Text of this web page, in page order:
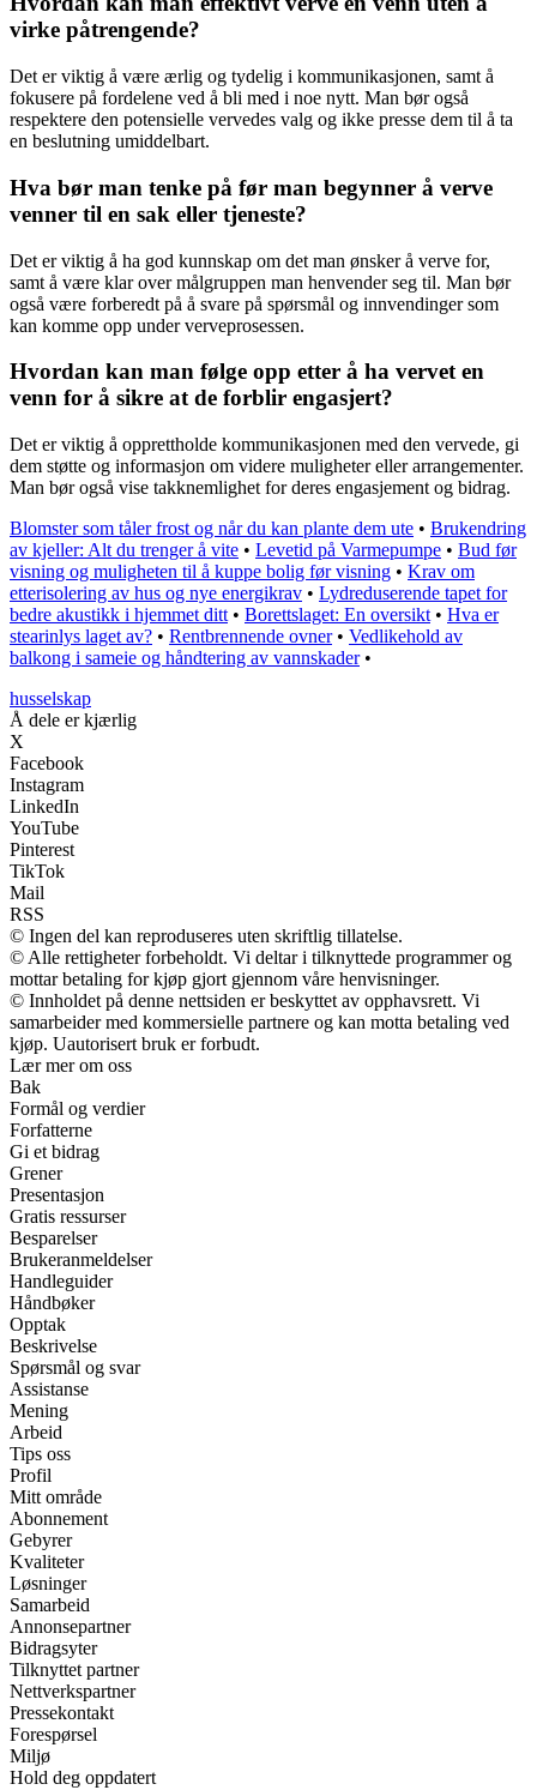
virke påtrengende?
Det er viktig å være ærlig og tydelig i kommunikasjonen, samt å
fokusere på fordelene ved å bli med i noe nytt. Man bør også
respektere den potensielle vervedes valg og ikke presse dem til å ta
en beslutning umiddelbart.
Hva bør man tenke på før man begynner å verve
venner til en sak eller tjeneste?
Det er viktig å ha god kunnskap om det man ønsker å verve for,
samt å være klar over målgruppen man henvender seg til. Man bør
også være forberedt på å svare på spørsmål og innvendinger som
kan komme opp under verveprosessen.
Hvordan kan man følge opp etter å ha vervet en
venn for å sikre at de forblir engasjert?
Det er viktig å opprettholde kommunikasjonen med den vervede, gi
dem støtte og informasjon om videre muligheter eller arrangementer.
Man bør også vise takknemlighet for deres engasjement og bidrag.
Blomster som tåler frost og når du kan plante dem ute • Brukendring
av kjeller: Alt du trenger å vite • Levetid på Varmepumpe • Bud før
visning og muligheten til å kuppe bolig før visning • Krav om
etterisolering av hus og nye energikrav • Lydreduserende tapet for
bedre akustikk i hjemmet ditt • Borettslaget: En oversikt • Hva er
stearinlys laget av? • Rentbrennende ovner• Vedlikehold av
balkong i sameie og håndtering av vannskader•
husselskap
Å dele er kjærlig
X
Facebook
Instagram
LinkedIn
YouTube
Pinterest
TikTok
Mail
RSS
© Ingen del kan reproduseres uten skriftlig tillatelse.
© Alle rettigheter forbeholdt. Vi deltar i tilknyttede programmer og
mottar betaling for kjøp gjort gjennom våre henvisninger.
© Innholdet på denne nettsiden er beskyttet av opphavsrett. Vi
samarbeider med kommersielle partnere og kan motta betaling ved
kjøp. Uautorisert bruk er forbudt.
Lær mer om oss
Bak
Formål og verdier
Forfatterne
Gi et bidrag
Grener
Presentasjon
Gratis ressurser
Besparelser
Brukeranmeldelser
Handleguider
Håndbøker
Opptak
Beskrivelse
Spørsmål og svar
Assistanse
Mening
Arbeid
Tips oss
Profil
Mitt område
Abonnement
Gebyrer
Kvaliteter
Løsninger
Samarbeid
Annonsepartner
Bidragsyter
Tilknyttet partner
Nettverkspartner
Pressekontakt
Forespørsel
Miljø
Hold deg oppdatert